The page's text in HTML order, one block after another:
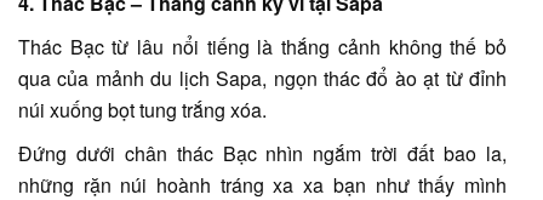
Thác Bạc từ lâu nổi tiếng là thắng cảnh không thế bỏ
qua của mảnh du lịch Sapa, ngọn thác đổ ào ạt từ đỉnh
núi xuống bọt tung trắng xóa.
Đứng dưới chân thác Bạc nhìn ngắm trời đất bao la,
những rặn núi hoành tráng xa xa bạn như thấy mình